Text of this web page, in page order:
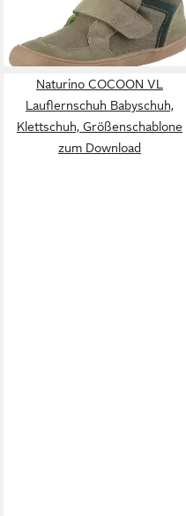
Größenschablone zum
Download
Naturino COCOON VL
Lauflernschuh Babyschuh,
Klettschuh, Größenschablone
zum Download